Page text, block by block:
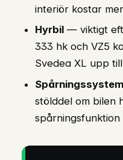
interiör kostar
Hyrbil — viktigt
333 hk och VZ5
Svedea XL upp
Spårningssystem
stölddel om bilen
spårningsfunktion